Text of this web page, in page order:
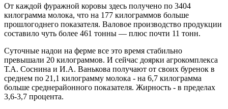
От каждой фуражной коровы здесь получено по 3404
килограмма молока, что на 177 килограммов больше
прошлогоднего показателя. Валовое производство продукции
составило чуть более 461 тонны — плюс почти 11 тонн.
Суточные надои на ферме все это время стабильно
превышали 20 килограммов. И сейчас доярки агрокомплекса
Т.А. Соснина и И.А. Ванькова получают от своих буренок в
среднем по 21,1 килограмму молока - на 6,7 килограмма
больше среднерайонного показателя. Жирность - в пределах
3,6-3,7 процента.